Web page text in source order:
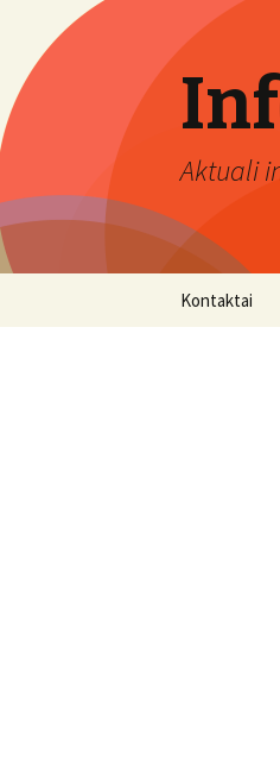
Aktuali
Kontaktai